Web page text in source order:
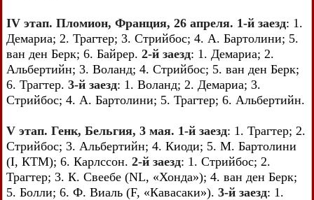
IV этап. Пломион, Франция, 26 апреля. 1-й заезд: 1.
Демариа; 2. Трагтер; 3. Стрийбос; 4. А. Бартолини; 5.
ван ден Берк; 6. Байрер. 2-й заезд: 1. Демариа; 2.
Альбертийн; 3. Воланд; 4. Стрийбос; 5. ван ден Берк;
6. Трагтер. 3-й заезд: 1. Воланд; 2. Демариа; 3.
Стрийбос; 4. А. Бартолини; 5. Трагтер; 6. Альбертийн.
V этап. Генк, Бельгия, 3 мая. 1-й заезд: 1. Трагтер; 2.
Стрийбос; 3. Альбертийн; 4. Киоди; 5. М. Бартолини
(I, КТМ); 6. Карлссон. 2-й заезд: 1. Стрийбос; 2.
Трагтер; 3. К. Свеебе (NL, «Хонда»); 4. ван ден Берк;
5. Болли; 6. Ф. Виаль (F, «Кавасаки»). 3-й заезд: 1.